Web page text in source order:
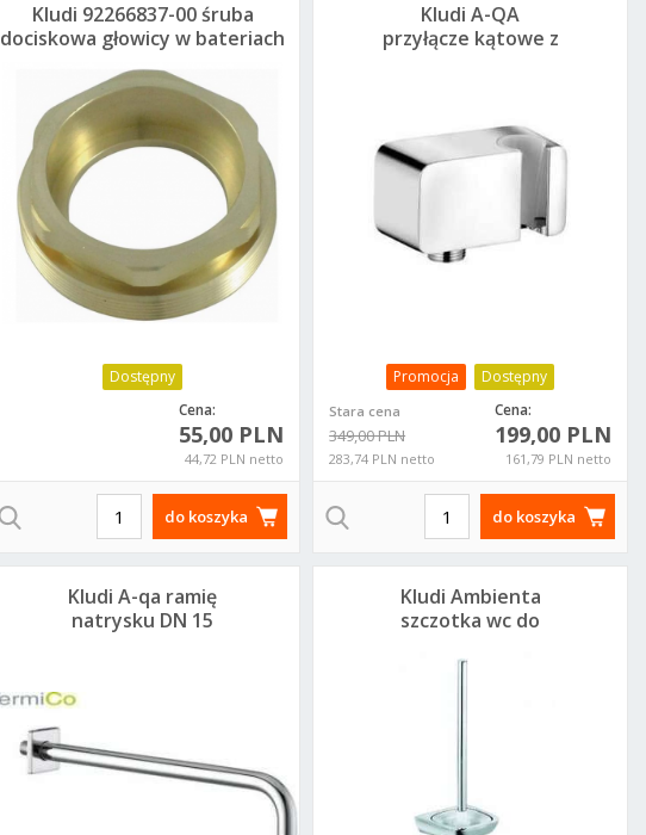
Dostępny
Cena:
55,00 PLN
44,72 PLN netto
Kludi 92266837-00 śruba
dociskowa głowicy w bateriach
do koszyka
Promocja Dostępny
Stara cena
349,00 PLN
283,74 PLN netto
Cena:
199,00 PLN
161,79 PLN netto
Kludi A-QA
przyłącze kątowe z
do koszyka
Kludi A-qa ramię
natrysku DN 15
Kludi Ambienta
szczotka wc do